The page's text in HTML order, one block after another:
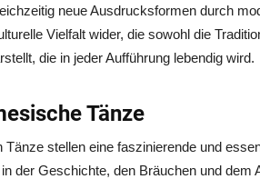
neue Ausdrucksformen durch
Vielfalt wider, die sowohl die
die in jeder Aufführung lebendig wird.
Tänze
stellen eine faszinierende und
der Geschichte, den Bräuchen und